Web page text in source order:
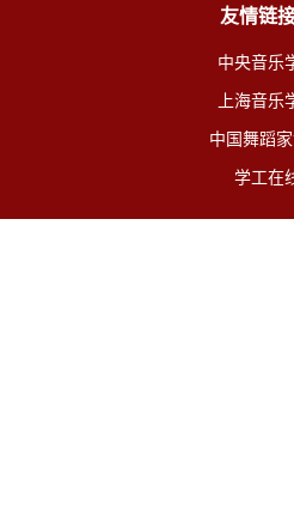
友情链接
中央音乐
上海音乐
中国舞蹈
学工在